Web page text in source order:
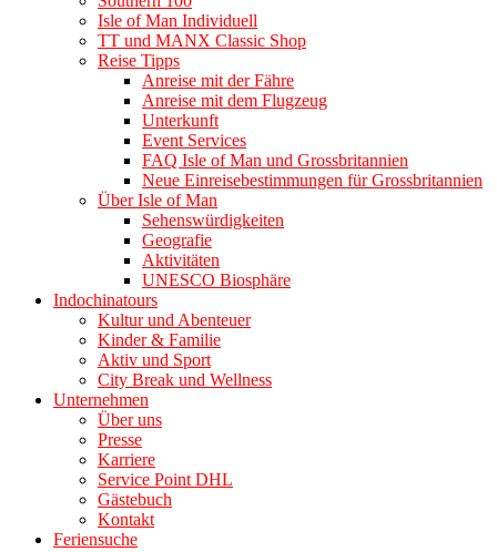
Isle of Man Individuell
TT und MANX Classic Shop
Reise Tipps
Anreise mit der Fähre
Anreise mit dem Flugzeug
Unterkunft
Event Services
FAQ Isle of Man und Grossbritannien
Neue Einreisebestimmungen für Grossbritannien
Über Isle of Man
Sehenswürdigkeiten
Geografie
Aktivitäten
UNESCO Biosphäre
Indochinatours
Kultur und Abenteuer
Kinder & Familie
Aktiv und Sport
City Break und Wellness
Unternehmen
Über uns
Presse
Karriere
Service Point DHL
Gästebuch
Kontakt
Feriensuche